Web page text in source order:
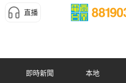
直播
即時新聞 本地